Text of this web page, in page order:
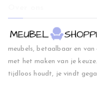
meubels, betaalbaar en
met het maken van je
tijdloos houdt, je vindt